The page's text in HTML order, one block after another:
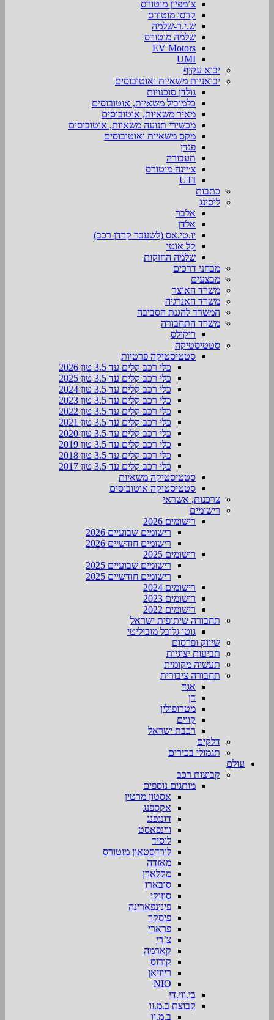
צ’מפיון מוטורס
קרסו מוטורס
ש.י.ר-שלמה
שלמה מוטורס
EV Motors
UMI
יבוא עקיף
יבואניות משאיות ואוטובוסים
גולדן סוכנויות
כלמוביל משאיות, אוטובוסים
מאיר משאיות, אוטובוסים
מכשירי תנועה משאיות, אוטובוסים
מקס משאיות ואוטובוסים
פנדן
תעבורה
צ׳יינה מוטורס
UTI
כתבות
ליסינג
אלבר
אלדן
יו.טי.אס (לשעבר קרדן רכב)
קל אוטו
שלמה החזקות
מבחני דרכים
מבצעים
משרד האוצר
משרד האנרגיה
המשרד להגנת הסביבה
משרד התחבורה
ריקולס
סטטיסטיקה
סטטיסטיקה פרטיות
כלי רכב קלים עד 3.5 טון 2026
כלי רכב קלים עד 3.5 טון 2025
כלי רכב קלים עד 3.5 טון 2024
כלי רכב קלים עד 3.5 טון 2023
כלי רכב קלים עד 3.5 טון 2022
כלי רכב קלים עד 3.5 טון 2021
כלי רכב קלים עד 3.5 טון 2020
כלי רכב קלים עד 3.5 טון 2019
כלי רכב קלים עד 3.5 טון 2018
כלי רכב קלים עד 3.5 טון 2017
סטטיסטיקה משאיות
סטטיסטיקה אוטובוסים
צרכנות, אשראי
רישומים
רישומים 2026
רישומים שבועיים 2026
רישומים חודשיים 2026
רישומים 2025
רישומים שבועיים 2025
רישומים חודשיים 2025
רישומים 2024
רישומים 2023
רישומים 2022
תחבורה שיתופית ישראל
גוטו גלובל מוביליטי
שיווק ופרסום
תביעות יצוגיות
תעשיה מקומית
תחבורה ציבורית
אגד
דן
מטרופולין
קווים
רכבת ישראל
דלקים
תגמולי בכירים
עולם
קבוצות רכב
מותגים נוספים
אסטון מרטין
אקספנג
דונגפנג
ווינפאסט
לוסיד
לורדסטאון מוטורס
מאזדה
מקלארן
סובארו
סוזוקי
פינינפארינה
פיסקר
פרארי
צ’רי
קארמה
קורוס
ריוויאן
NIO
בי.ווי.די
קבוצת ב.מ.וו
ב.מ.וו